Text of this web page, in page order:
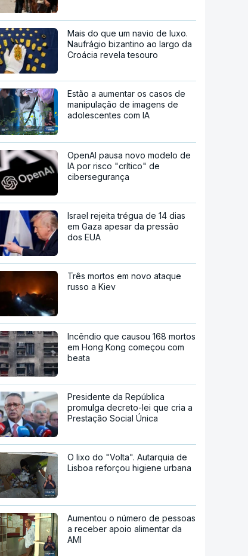
Mais do que um navio de luxo.
Naufrágio bizantino ao largo da
Croácia revela tesouro
Estão a aumentar os casos de
manipulação de imagens de
adolescentes com IA
OpenAI pausa novo modelo de
IA por risco "crítico" de
cibersegurança
Israel rejeita trégua de 14 dias
em Gaza apesar da pressão
dos EUA
Três mortos em novo ataque
russo a Kiev
Incêndio que causou 168 mortos
em Hong Kong começou com
beata
Presidente da República
promulga decreto-lei que cria a
Prestação Social Única
O lixo do "Volta". Autarquia de
Lisboa reforçou higiene urbana
Aumentou o número de pessoas
a receber apoio alimentar da
AMI